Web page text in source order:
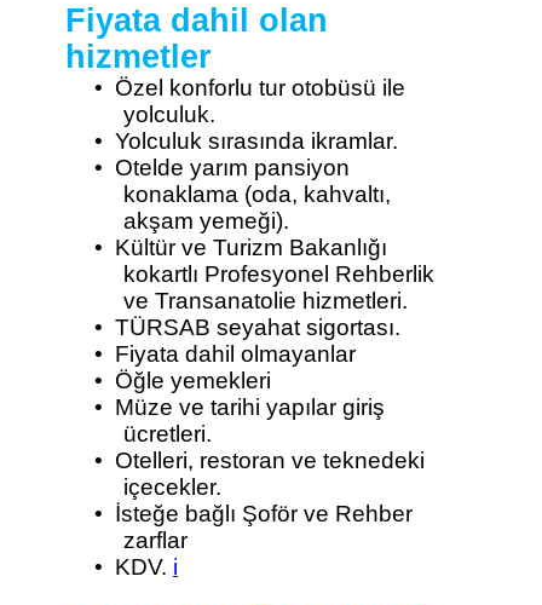
Fiyata dahil olan
hizmetler
• Özel konforlu tur otobüsü ile
yolculuk.
• Yolculuk sırasında ikramlar.
• Otelde yarım pansiyon
konaklama (oda, kahvaltı,
akşam yemeği).
• Kültür ve Turizm Bakanlığı
kokartlı Profesyonel Rehberlik
ve Transanatolie hizmetleri.
• TÜRSAB seyahat sigortası.
• Fiyata dahil olmayanlar
• Öğle yemekleri
• Müze ve tarihi yapılar giriş
ücretleri.
• Otelleri, restoran ve teknedeki
içecekler.
• İsteğe bağlı Şoför ve Rehber
zarflar
• KDV. i